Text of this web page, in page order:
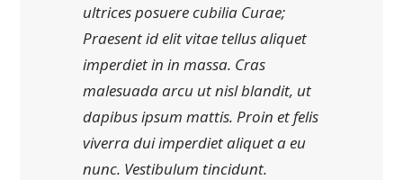
ultrices posuere cubilia Curae;
Praesent id elit vitae tellus aliquet
imperdiet in in massa. Cras
malesuada arcu ut nisl blandit, ut
dapibus ipsum mattis. Proin et felis
viverra dui imperdiet aliquet a eu
nunc. Vestibulum tincidunt.